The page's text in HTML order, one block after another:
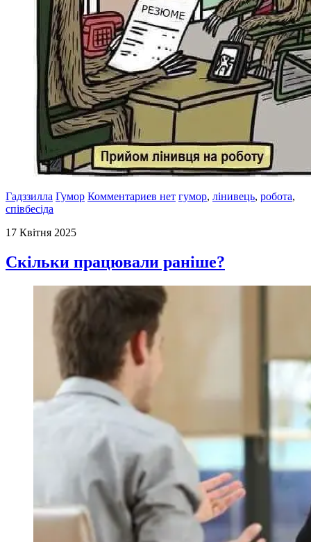
Гадззилла Гумор Комментариев нет гумор, лінивець, робота,
співбесіда
17 Квітня 2025
Скільки працювали раніше?